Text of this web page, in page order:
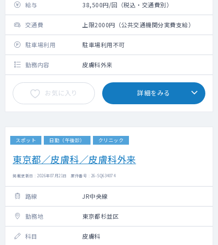
給与 38,500円/回（税込・交通費別）
交通費 上限2000円（公共交通機関分実費支給）
駐車場利用 駐車場利用不可
勤務内容 皮膚科外来
お気に入り 詳細をみる
スポット 日勤（午後診） クリニック
東京都／皮膚科／皮膚科外来
掲載更新日 : 2026年07月21日 案件番号 : 26-SQ634074
路線 JR中央線
勤務地 東京都杉並区
科目 皮膚科